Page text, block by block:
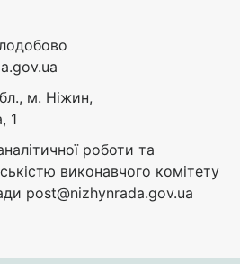
м. Ніжин,
1
роботи та
виконавчого комітету
post@nizhynrada.gov.ua